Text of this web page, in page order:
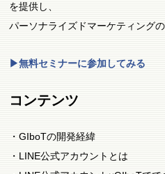
を提供し、
パーソナライズドマーケティング
▶無料セミナーに参加してみる
コンテンツ
・GIboTの開発経緯
・LINE公式アカウントとは